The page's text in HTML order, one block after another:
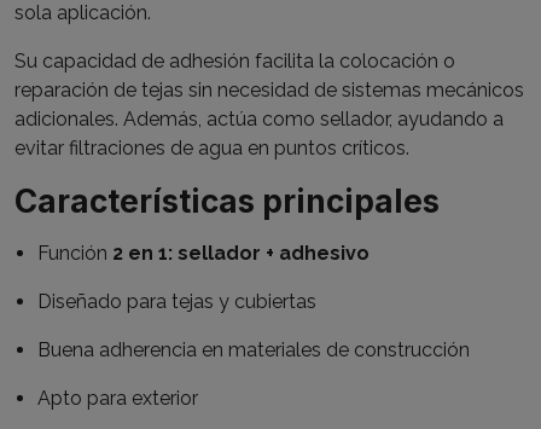
sola aplicación.
Su capacidad de adhesión facilita la colocación o
reparación de tejas sin necesidad de sistemas mecánicos
adicionales. Además, actúa como sellador, ayudando a
evitar filtraciones de agua en puntos críticos.
Características principales
Función 2 en 1: sellador + adhesivo
Diseñado para tejas y cubiertas
Buena adherencia en materiales de construcción
Apto para exterior